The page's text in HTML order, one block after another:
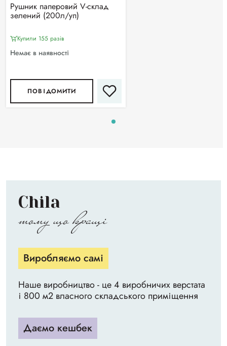
Рушник паперовий V-склад
зелений (200л/уп)
Купили 155 разiв
Немає в наявності
ПОВІДОМИТИ
Chila
тому що кращі
Виробляємо самі
Наше виробництво - це 4 виробничих верстата
і 800 м2 власного складського приміщення
Даємо кешбек